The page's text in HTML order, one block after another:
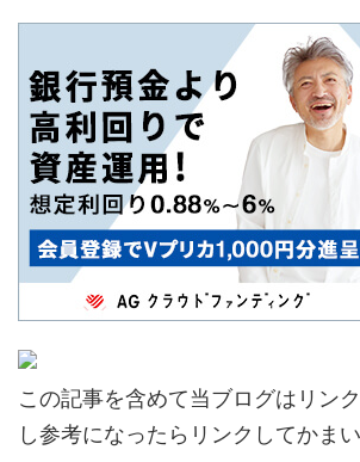
この記事を含めて当ブログはリン
し参考になったらリンクしてかまい